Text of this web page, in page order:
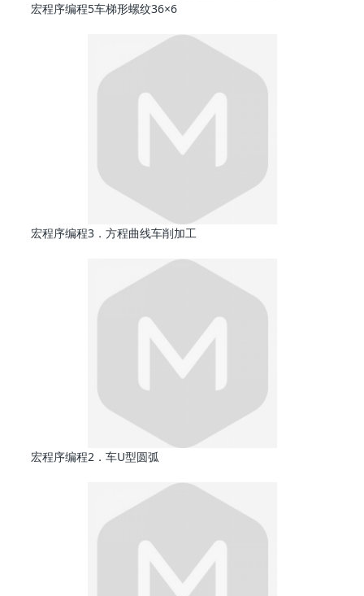
宏程序编程5车梯形螺纹36×6
宏程序编程3．方程曲线车削加工
宏程序编程2．车U型圆弧